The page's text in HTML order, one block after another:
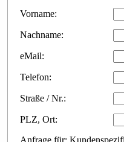
Vorname:
Nachname:
eMail:
Telefon:
Straße / Nr.:
PLZ,Ort: